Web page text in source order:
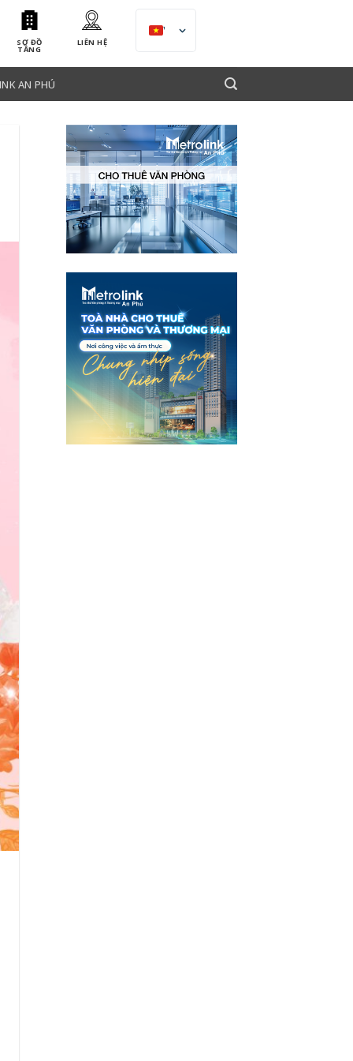
SƠ ĐỒ
TẦNG
LIÊN HỆ
VI
AN PHÚ